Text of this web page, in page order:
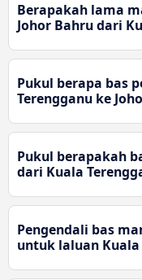
Berapakah lama
Johor Bahru dari
Pukul berapa bas
Terengganu ke
Pukul berapakah
dari Kuala
Pengendali bas
untuk laluan Kuala